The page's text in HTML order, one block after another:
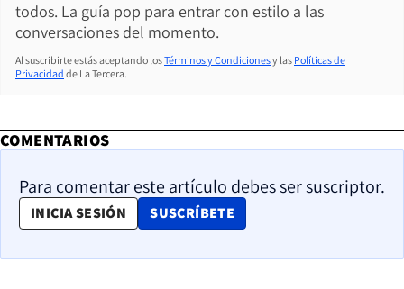
todos. La guía pop para entrar con estilo a las
conversaciones del momento.
Al suscribirte estás aceptando losTérminos y Condicionesy las Políticas de
Privacidad de La Tercera.
COMENTARIOS
Para comentar este artículo debes ser suscriptor.
INICIA SESIÓN SUSCRÍBETE
OPENS IN NEW WINDOW